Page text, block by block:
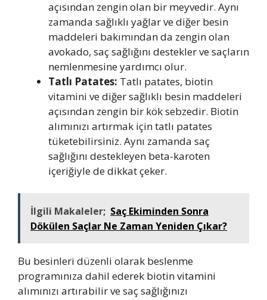
açısından zengin olan bir meyvedir. Aynı
zamanda sağlıklı yağlar ve diğer besin
maddeleri bakımından da zengin olan
avokado, saç sağlığını destekler ve saçların
nemlenmesine yardımcı olur.
Tatlı Patates: Tatlı patates, biotin
vitamini ve diğer sağlıklı besin maddeleri
açısından zengin bir kök sebzedir. Biotin
alımınızı artırmak için tatlı patates
tüketebilirsiniz. Aynı zamanda saç
sağlığını destekleyen beta-karoten
içeriğiyle de dikkat çeker.
İlgili Makaleler; Saç Ekiminden Sonra
Dökülen Saçlar Ne Zaman Yeniden Çıkar?
Bu besinleri düzenli olarak beslenme
programınıza dahil ederek biotin vitamini
alımınızı artırabilir ve saç sağlığınızı